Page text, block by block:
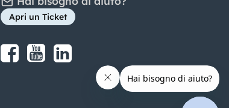
Apri un Ticket
Share on Facebook
Share on youtube
Share on LinkedIn